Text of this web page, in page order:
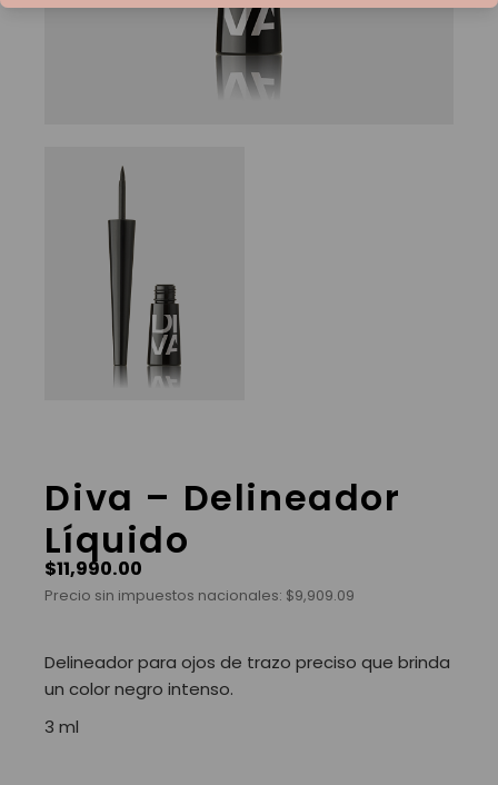
Diva – Delineador
Líquido
$11,990.00
Precio sin impuestos nacionales: $9,909.09
Delineador para ojos de trazo preciso que brinda
un color negro intenso.
3 ml